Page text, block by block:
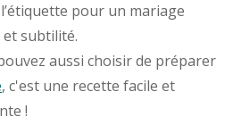
pour un mariage
subtilité.
aussi choisir de préparer
, c'est une recette facile et
!